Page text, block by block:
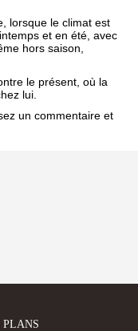
lorsque le climat est
et en été, avec
hors saison,
le présent, où la
lui.
un commentaire et
PLANS